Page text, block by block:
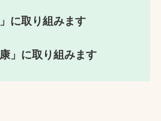
」に取り組みます
康」に取り組みます